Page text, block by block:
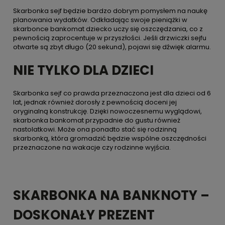
Skarbonka sejf będzie bardzo dobrym pomysłem na naukę
planowania wydatków. Odkładając swoje pieniążki w
skarbonce bankomat dziecko uczy się oszczędzania, co z
pewnością zaprocentuje w przyszłości. Jeśli drzwiczki sejfu
otwarte są zbyt długo (20 sekund), pojawi się dźwięk alarmu.
NIE TYLKO DLA DZIECI
Skarbonka sejf co prawda przeznaczona jest dla dzieci od 6
lat, jednak również dorosły z pewnością doceni jej
oryginalną konstrukcję. Dzięki nowoczesnemu wyglądowi,
skarbonka bankomat przypadnie do gustu również
nastolatkowi. Może ona ponadto stać się rodzinną
skarbonką, która gromadzić będzie wspólne oszczędności
przeznaczone na wakacje czy rodzinne wyjścia.
SKARBONKA NA BANKNOTY –
DOSKONAŁY PREZENT